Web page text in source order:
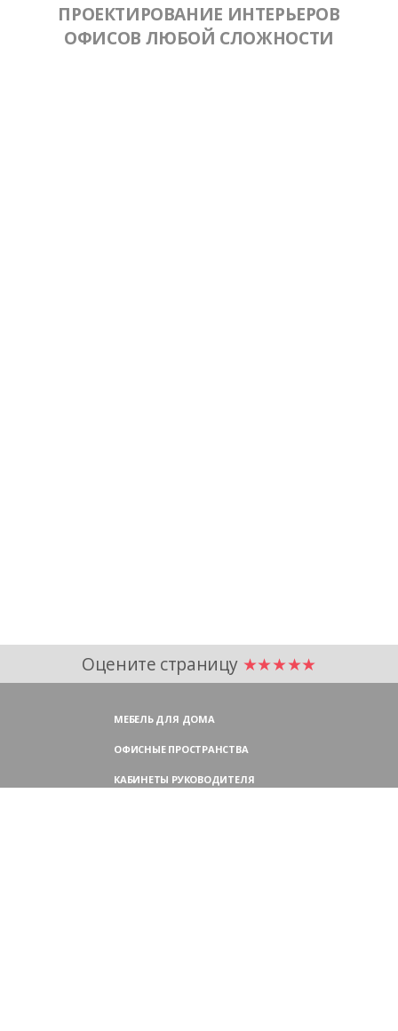
ПРОЕКТИРОВАНИЕ ИНТЕРЬЕРОВ
ОФИСОВ ЛЮБОЙ СЛОЖНОСТИ
Оцените страницу ★★★★★
МЕБЕЛЬ ДЛЯ ДОМА
ОФИСНЫЕ ПРОСТРАНСТВА
КАБИНЕТЫ РУКОВОДИТЕЛЯ